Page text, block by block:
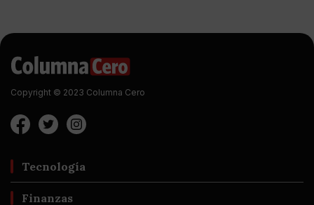
Copyright © 2023 Columna Cero
Tecnología
Finanzas